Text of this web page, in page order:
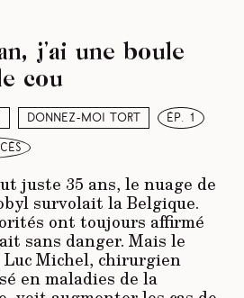
Donnez-moi tort ép. 1
j’ai une boule
cou
juste 35 ans, le nuage de
survolait la Belgique.
ont toujours affirmé
sans danger. Mais le
Luc Michel, chirurgien
en maladies de la